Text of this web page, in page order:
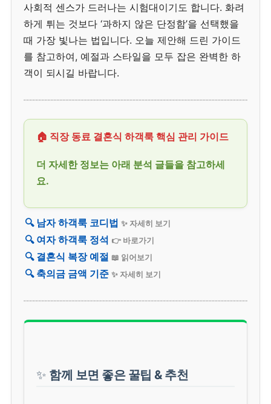
사회적 센스가 드러나는 시험대이기도 합니다. 화려
하게 튀는 것보다 ‘과하지 않은 단정함’을 선택했을
때 가장 빛나는 법입니다. 오늘 제안해 드린 가이드
를 참고하여, 예절과 스타일을 모두 잡은 완벽한 하
객이 되시길 바랍니다.
🏠 직장 동료 결혼식 하객룩 핵심 관리 가이드
더 자세한 정보는 아래 분석 글들을 참고하세
요.
🔍 남자 하객룩 코디법 ✨ 자세히 보기
🔍 여자 하객룩 정석 👉 바로가기
🔍 결혼식 복장 예절 📖 읽어보기
🔍 축의금 금액 기준 ✨ 자세히 보기
✨ 함께 보면 좋은 꿀팁 & 추천